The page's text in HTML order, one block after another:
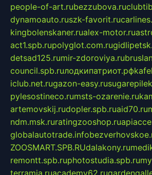
people-of-art.rubezzubova.ru
dynamoauto.ruszk-favorit.ru
kingbolenskaner.rualex-motor.ru
act1.spb.rupolyglot.com.ru
detsad125.rumir-zdoroviya.ru
council.spb.ruлодкипатриот.рф
iclub.net.rugazon-easy.ru
pylesostineco.rumsts-ozarenie.ru
artemovskij.rudopler.spb.ruaid70.ru
ndm.msk.ruratingzooshop.ru
globalautotrade.info
ZOOSMART.SPB.RUdalakony.ru
remontt.spb.ruphotostudia.spb.ru
terramia.ruacademy62.ru